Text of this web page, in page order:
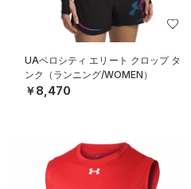
UAベロシティ エリート クロップ タ
ンク（ランニング/WOMEN）
￥8,470